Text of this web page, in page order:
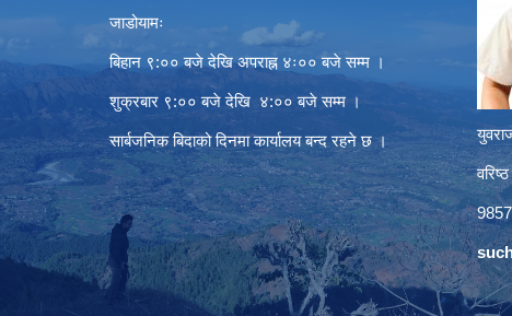
जाडोयामः
बिहान ९:०० बजे देखि अपराह्न ४ः०० बजे सम्म ।
शुक्रबार ९:०० बजे देखि ४:०० बजे सम्म ।
सार्बजनिक बिदाको दिनमा कार्यालय बन्द रहने छ ।